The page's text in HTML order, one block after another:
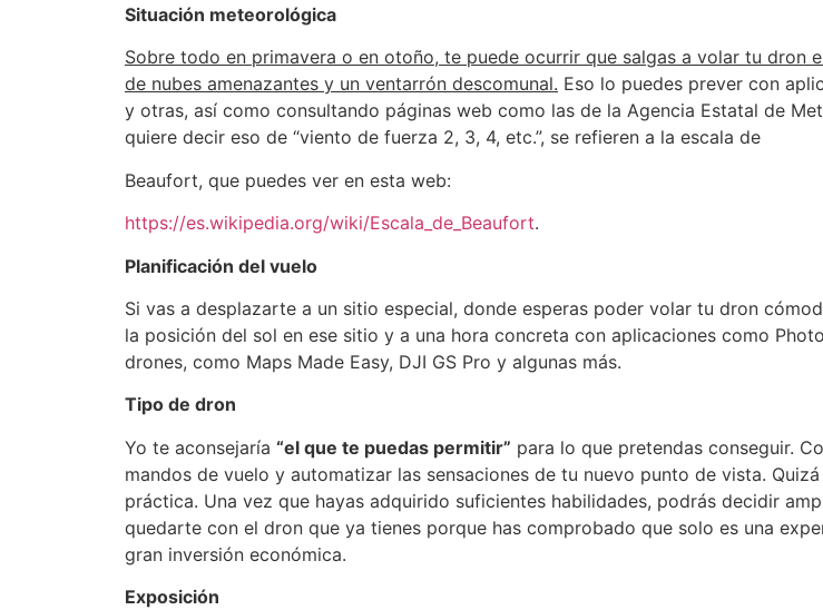
Situación meteorológica
Sobre todo en primavera o en otoño, te puede ocurrir que salgas a volar tu dron
de nubes amenazantes y un ventarrón descomunal. Eso lo puedes prever con
y otras, así como consultando páginas web como las de la Agencia Estatal de
quiere decir eso de “viento de fuerza 2, 3, 4, etc.”, se refieren a la escala de
Beaufort, que puedes ver en esta web:
https://es.wikipedia.org/wiki/Escala_de_Beaufort.
Planificación del vuelo
Si vas a desplazarte a un sitio especial, donde esperas poder volar tu dron
la posición del sol en ese sitio y a una hora concreta con aplicaciones como
drones, como Maps Made Easy, DJI GS Pro y algunas más.
Tipo de dron
Yo te aconsejaría “el que te puedas permitir” para lo que pretendas conseguir.
mandos de vuelo y automatizar las sensaciones de tu nuevo punto de vista.
práctica. Una vez que hayas adquirido suficientes habilidades, podrás decidir
quedarte con el dron que ya tienes porque has comprobado que solo es una
gran inversión económica.
Exposición